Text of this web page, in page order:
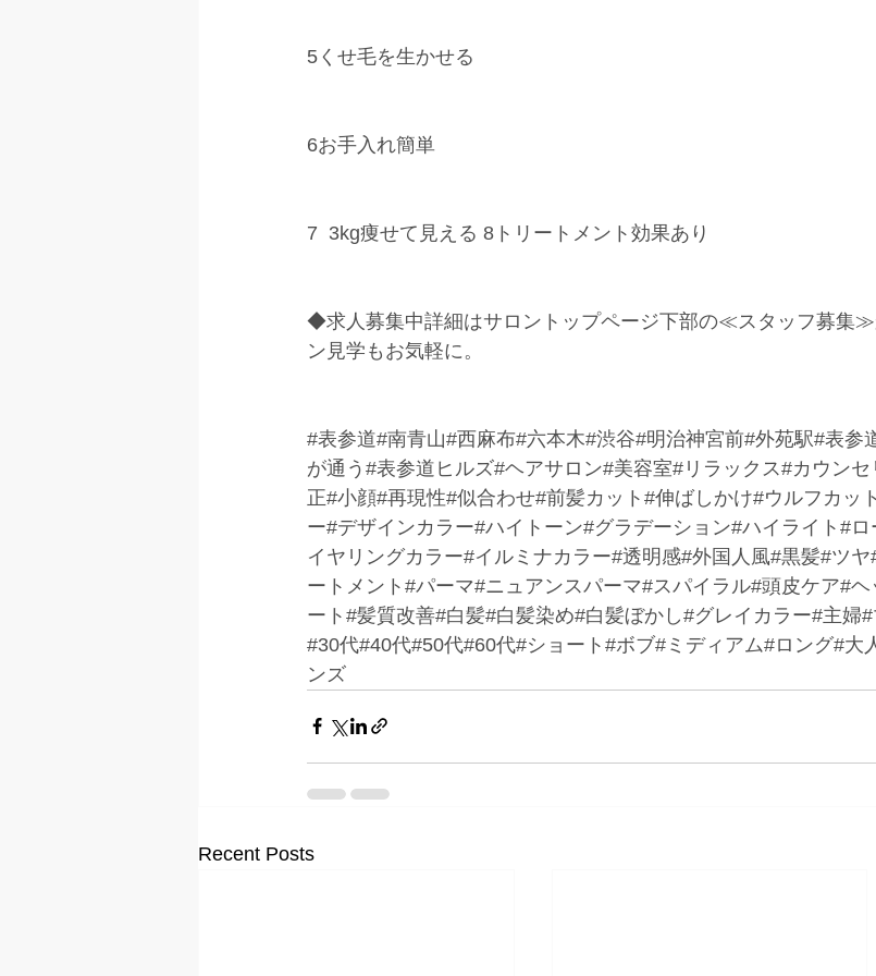
5くせ毛を生かせる
6お手入れ簡単
7  3kg痩せて見える 8トリートメント効果あり
◆求人募集中詳細はサロントップページ下部の≪スタッフ募集
ン見学もお気軽に。
#表参道#南青山#西麻布#六本木#渋谷#明治神宮前#外苑駅#表参
が通う#表参道ヒルズ#ヘアサロン#美容室#リラックス#カウン
正#小顔#再現性#似合わせ#前髪カット#伸ばしかけ#ウルフカッ
ー#デザインカラー#ハイトーン#グラデーション#ハイライト#
イヤリングカラー#イルミナカラー#透明感#外国人風#黒髪#ツ
ートメント#パーマ#ニュアンスパーマ#スパイラル#頭皮ケア#
ート#髪質改善#白髪#白髪染め#白髪ぼかし#グレイカラー#主婦
#30代#40代#50代#60代#ショート#ボブ#ミディアム#ロング#大
ンズ
Recent Posts